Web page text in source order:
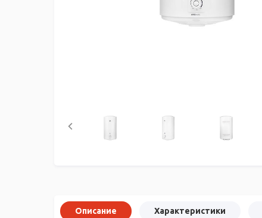
Описание Характеристики